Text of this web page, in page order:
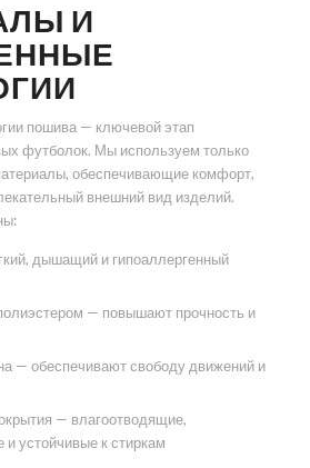
И
пошива — ключевой этап
футболок. Мы используем только
обеспечивающие комфорт,
внешний вид изделий.
дышащий и гипоаллергенный
— повышают прочность и
— обеспечивают свободу движений и
— влагоотводящие,
и устойчивые к стиркам